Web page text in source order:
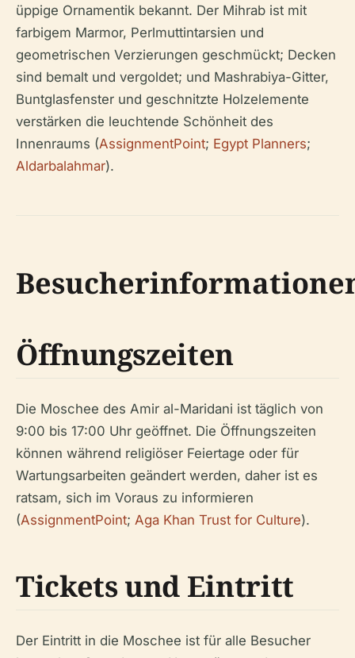
üppige Ornamentik bekannt. Der Mihrab ist mit
farbigem Marmor, Perlmuttintarsien und
geometrischen Verzierungen geschmückt; Decken
sind bemalt und vergoldet; und Mashrabiya-Gitter,
Buntglasfenster und geschnitzte Holzelemente
verstärken die leuchtende Schönheit des
Innenraums (AssignmentPoint; Egypt Planners;
Aldarbalahmar).
Öffnungszeiten
Die Moschee des Amir al-Maridani ist täglich von
9:00 bis 17:00 Uhr geöffnet. Die Öffnungszeiten
können während religiöser Feiertage oder für
Wartungsarbeiten geändert werden, daher ist es
ratsam, sich im Voraus zu informieren
(AssignmentPoint; Aga Khan Trust for Culture).
Tickets und Eintritt
Der Eintritt in die Moschee ist für alle Besucher